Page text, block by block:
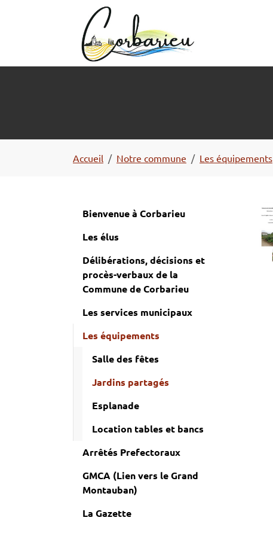
Aller au contenu principal
Accueil
Notre commune Les équipements
Bienvenue à Corbarieu
Les élus
Délibérations, décisions et
procès-verbaux de la
Commune de Corbarieu
Les services municipaux
Les équipements
Salle des fêtes
Jardins partagés
Esplanade
Location tables et bancs
Arrêtés Prefectoraux
GMCA (Lien vers le Grand
Montauban)
La Gazette
Panneau de gestion des cookies